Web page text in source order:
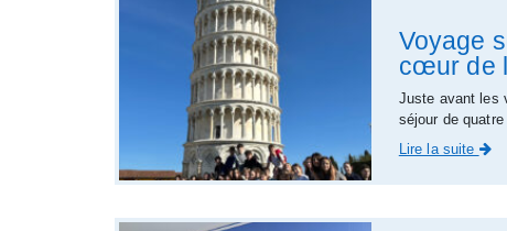
Voyage
cœur de
Juste avant les
séjour de
Lire la suite